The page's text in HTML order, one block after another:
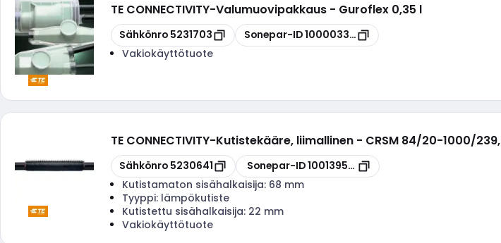
TE CONNECTIVITY-Valumuovipakkaus - Guroflex 0,35 l
Kopioi
Sähkönro 5231703 Kopioi
Sonepar-ID100003349
Vakiokäyttötuote
TE CONNECTIVITY-Kutistekääre, liimallinen - CRSM 84/20-1000/239,
Kopioi
Sähkönro 5230641 Kopioi
Sonepar-ID100139593
Kutistamaton sisähalkaisija: 68 mm
Tyyppi: lämpökutiste
Kutistettu sisähalkaisija: 22 mm
Vakiokäyttötuote